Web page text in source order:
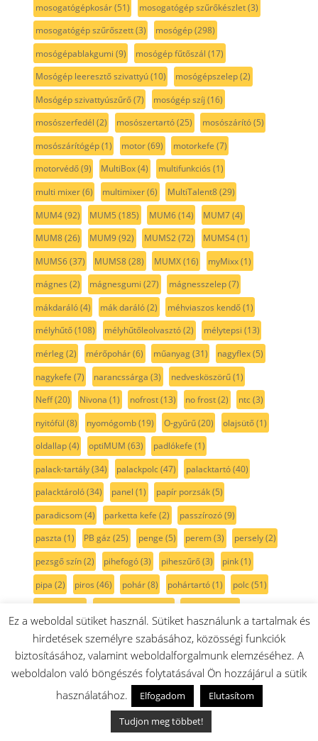
mosogatógépkosár(51) mosogatógép szűrőkészlet(3)
mosogatógép szűrőszett(3) mosógép(298)
mosógépablakgumi (9) mosógép fűtőszál (17)
Mosógép leeresztő szivattyú(10) mosógépszelep(2)
Mosógép szivattyúszűrő(7) mosógép szíj (16)
mosószerfedél (2) mosószertartó(25) mosószárító(5)
mosószárítógép(1) motor(69) motorkefe (7)
motorvédő(9) MultiBox(4) multifunkciós (1)
multi mixer(6) multimixer(6) MultiTalent8(29)
MUM4(92) MUM5 (185) MUM6(14) MUM7(4)
MUM8(26) MUM9(92) MUMS2(72) MUMS4(1)
MUMS6(37) MUMS8(28) MUMX(16) myMixx(1)
mágnes (2) mágnesgumi (27) mágnesszelep(7)
mákdaráló(4) mák daráló(2) méhviaszos kendő(1)
mélyhűtő(108) mélyhűtőleolvasztó(2) mélytepsi (13)
mérleg(2) mérőpohár(6) műanyag(31) nagyflex(5)
nagykefe (7) narancssárga (3) nedvesköszörű(1)
Neff(20) Nivona (1) nofrost(13) no frost(2) ntc(3)
nyitófül (8) nyomógomb(19) O-gyűrű(20) olajsütő(1)
oldallap(4) optiMUM (63) padlókefe (1)
palack-tartály(34) palackpolc(47) palacktartó(40)
palacktároló(34) panel (1) papír porzsák(5)
paradicsom(4) parketta kefe (2) passzírozó(9)
paszta (1) PB gáz (25) penge (5) perem(3) persely(2)
pezsgő szín(2) pihefogó(3) piheszűrő(3) pink(1)
pipa (2) piros (46) pohár(8) pohártartó(1) polc(51)
polckeret(2) polisztirol fűrész(1) Poly-v szíj(12)
porszívócső(9) porszívókefe(45) Porszívó motor(15)
porszívómotor(14) porszűrő(62) portartály (46)
porzsák(25) porzsák nélküli(9) porzsáktartó(8)
porzsáktartóegység
Ez a weboldal sütiket használ. Sütiket használunk a tartalmak és
hirdetések személyre szabásához, közösségi funkciók
biztosításához, valamint weboldalforgalmunk elemzéséhez. A
weboldalon való böngészés folytatásával Ön hozzájárul a sütik
használatához.
Elfogadom
Elutasítom
Tudjon meg többet!